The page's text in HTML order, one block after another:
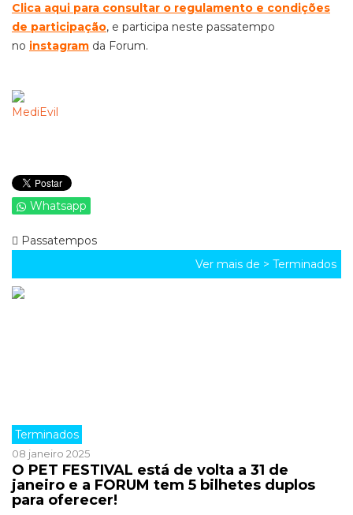
C lica aqui para consultar o regulamento e condições
de participação, e participa neste passatempo
no instagram da Forum.
Whatsapp
Passatempos
Ver mais de > Terminados
Terminados
08 janeiro 2025
O PET FESTIVAL está de volta a 31 de
janeiro e a FORUM tem 5 bilhetes duplos
para oferecer!